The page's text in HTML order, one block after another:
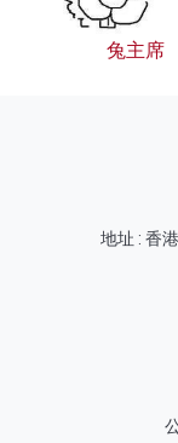
兔主席
地址 : 香